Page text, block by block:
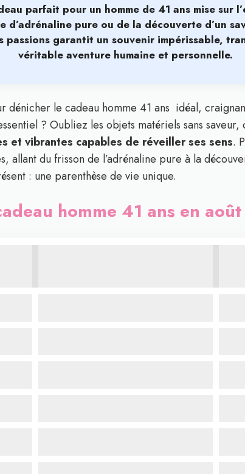
parfait pour un homme de 41 ans mise sur
d’adrénaline pure ou de la découverte d’un
passions garantit un souvenir impérissable,
véritable aventure humaine et personnelle.
dénicher le cadeau homme 41 ans idéal,
? Oubliez les objets matériels sans
et vibrantes capables de réveiller ses sens.
allant du frisson de l’adrénaline pure à la
: une parenthèse de vie unique.
homme 41 ans en